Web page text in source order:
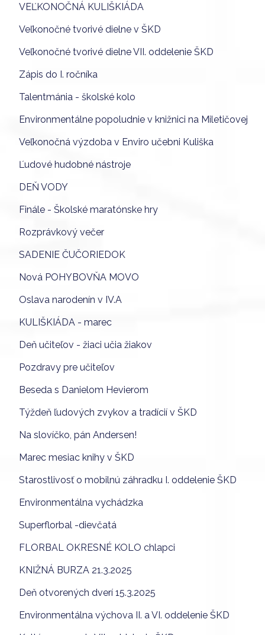
VEĽKONOČNÁ KULIŠKIÁDA
Veľkonočné tvorivé dielne v ŠKD
Veľkonočné tvorivé dielne VII. oddelenie ŠKD
Zápis do I. ročníka
Talentmánia - školské kolo
Environmentálne popoludnie v knižnici na Miletičovej
Veľkonočná výzdoba v Enviro učebni Kuliška
Ľudové hudobné nástroje
DEŇ VODY
Finále - Školské maratónske hry
Rozprávkový večer
SADENIE ČUČORIEDOK
Nová POHYBOVŇA MOVO
Oslava narodenín v IV.A
KULIŠKIÁDA - marec
Deň učiteľov - žiaci učia žiakov
Pozdravy pre učiteľov
Beseda s Danielom Hevierom
Týždeň ľudových zvykov a tradícií v ŠKD
Na slovíčko, pán Andersen!
Marec mesiac knihy v ŠKD
Starostlivosť o mobilnú záhradku I. oddelenie ŠKD
Environmentálna vychádzka
Superflorbal -dievčatá
FLORBAL OKRESNÉ KOLO chlapci
KNIŽNÁ BURZA 21.3.2025
Deň otvorených dverí 15.3.2025
Environmentálna výchova II. a VI. oddelenie ŠKD